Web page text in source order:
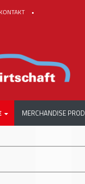
KONTAKT •
MERCHANDISE